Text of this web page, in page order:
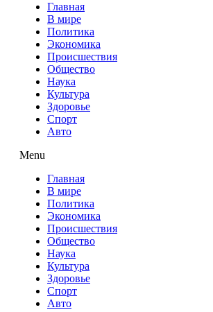
Главная
В мире
Политика
Экономика
Происшествия
Общество
Наука
Культура
Здоровье
Спорт
Авто
Menu
Главная
В мире
Политика
Экономика
Происшествия
Общество
Наука
Культура
Здоровье
Спорт
Авто